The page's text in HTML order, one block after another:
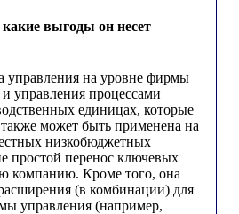
выгоды он несет
управления на уровне фирмы
управления процессами
единицах, которые
может быть применена на
низкобюджетных
простой перенос ключевых
компанию. Кроме того, она
(в комбинации) для
управления (например,